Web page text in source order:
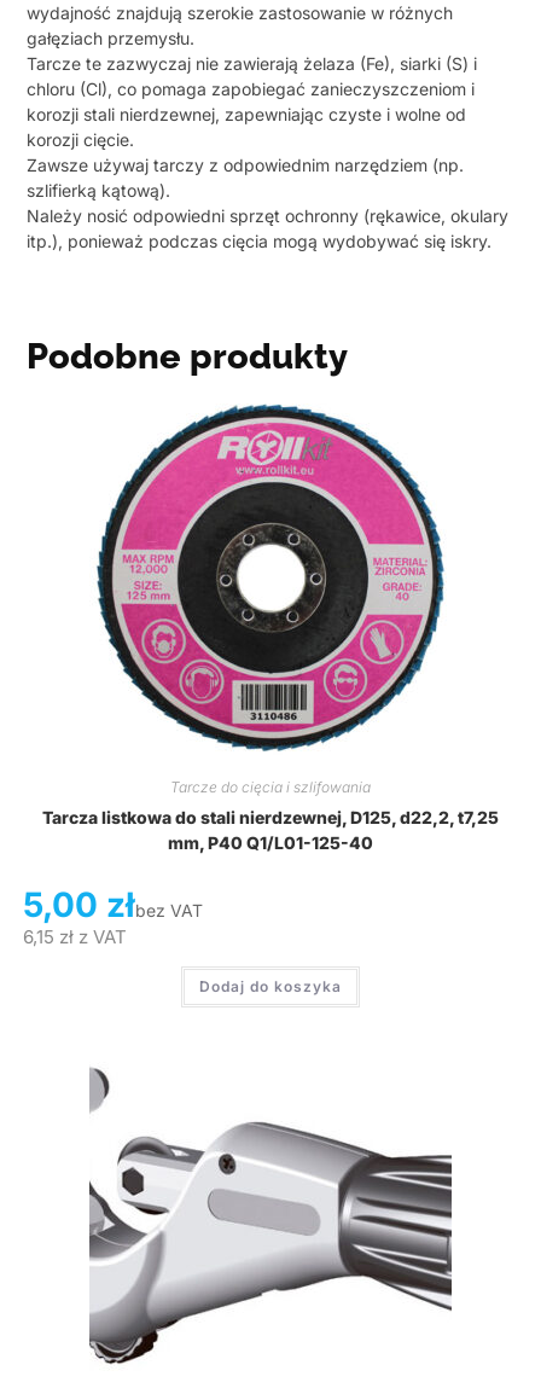
wydajność znajdują szerokie zastosowanie w różnych
gałęziach przemysłu.
Tarcze te zazwyczaj nie zawierają żelaza (Fe), siarki (S) i
chloru (Cl), co pomaga zapobiegać zanieczyszczeniom i
korozji stali nierdzewnej, zapewniając czyste i wolne od
korozji cięcie.
Zawsze używaj tarczy z odpowiednim narzędziem (np.
szlifierką kątową).
Należy nosić odpowiedni sprzęt ochronny (rękawice, okulary
itp.), ponieważ podczas cięcia mogą wydobywać się iskry.
Podobne produkty
Tarcze do cięcia i szlifowania
Tarcza listkowa do stali nierdzewnej, D125, d22,2, t7,25
mm, P40 Q1/L01-125-40
5,00 złbez VAT
6,15 złz VAT
Dodaj do koszyka